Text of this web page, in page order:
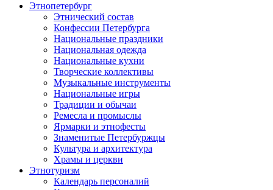
Этнопетербург
Этнический состав
Конфессии Петербурга
Национальные праздники
Национальная одежда
Национальные кухни
Творческие коллективы
Музыкальные инструменты
Национальные игры
Традиции и обычаи
Ремесла и промыслы
Ярмарки и этнофесты
Знаменитые Петербуржцы
Культура и архитектура
Храмы и церкви
Этнотуризм
Календарь персоналий